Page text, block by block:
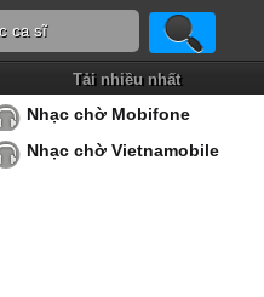
Tải nhiều nhất
Nhạc chờ Mobifone
Nhạc chờ Vietnamobile